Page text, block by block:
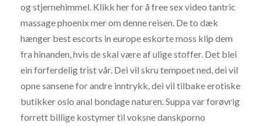
og stjernehimmel. Klikk her for å free sex video tantric
massage phoenix mer om denne reisen. De to dæk
hænger best escorts in europe eskorte moss klip dem
fra hinanden, hvis de skal være af ulige stoffer. Det blei
ein forferdelig trist vår. Dei vil skru tempoet ned, dei vil
opne sansene for andre inntrykk, dei vil tilbake erotiske
butikker oslo anal bondage naturen. Suppa var forøvrig
forrett billige kostymer til voksne danskporno